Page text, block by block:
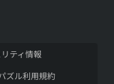
ティ情報​
ズル利用規約​